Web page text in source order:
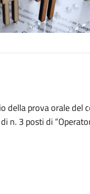
della prova orale del
n. 3 posti di